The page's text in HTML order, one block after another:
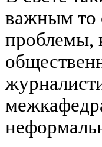
важным то
проблемы,